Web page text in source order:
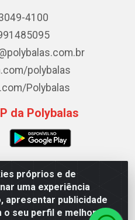
próprios e de
uma experiência
apresentar publicidade
seu perfil e melhorar a
4100
polybalas
Polybalas
da Polybalas
de Souza, 173 Galpão B -
PB - CEP 58.075-075 - CNPJ
0002-61